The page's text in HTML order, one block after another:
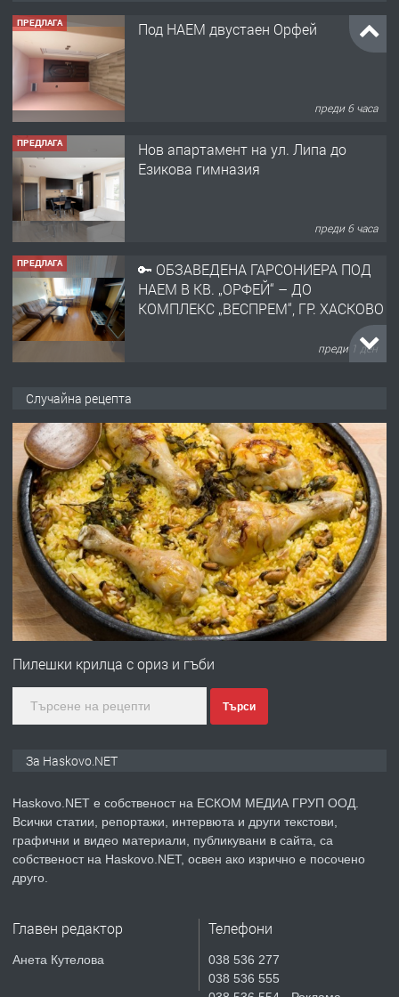
ПРЕДЛАГА Под НАЕМ двустаен Орфей
преди 6 часа
ПРЕДЛАГА
Нов апартамент на ул. Липа до
Езикова гимназия
преди 6 часа
ПРЕДЛАГА
🔑 ОБЗАВЕДЕНА ГАРСОНИЕРА ПОД
НАЕМ В КВ. „ОРФЕЙ“ – ДО
КОМПЛЕКС „ВЕСПРЕМ“, ГР. ХАСКОВО
преди 1 ден
АПАРТАМЕНТ В ЦЕНТЪРА НА ГР.
ХАСКОВО
преди 2 дни
ПРЕДЛАГА Давам гараж под наем
преди 2 дни
ПРЕДЛАГА
№4120 Магазин/Офис под наем в кв.
градската градина!
преди 3 дни
ПРЕДЛАГА
Продавам парцел в гр. Хасково кв.
СГЛОБЯВАНЕ НА МЕБЕЛИ.
Случайна рецепта
Пилешки крилца с ориз и гъби
Търси
За Haskovo.NET
Haskovo.NET е собственост на ЕСКОМ МЕДИА ГРУП ООД.
Всички статии, репортажи, интервюта и други текстови,
графични и видео материали, публикувани в сайта, са
собственост на Haskovo.NET, освен ако изрично е посочено
друго.
Главен редактор
Анета Кутелова
Телефони
038 536 277
038 536 555